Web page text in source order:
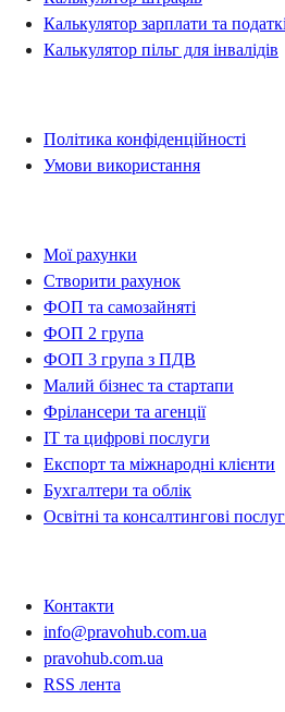
Калькулятор зарплати та
Калькулятор пільг для інвалідів
Політика конфіденційності
Умови використання
Мої рахунки
Створити рахунок
ФОП та самозайняті
ФОП 2 група
ФОП 3 група з ПДВ
Малий бізнес та стартапи
Фрілансери та агенції
IT та цифрові послуги
Експорт та міжнародні клієнти
Бухгалтери та облік
Освітні та консалтингові
Контакти
info@pravohub.com.ua
pravohub.com.ua
RSS лента